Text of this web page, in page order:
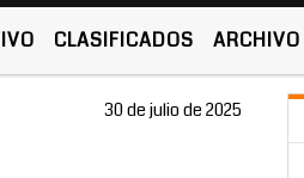
CLASIFICADOS ARCHIVO
30 de julio de 2025